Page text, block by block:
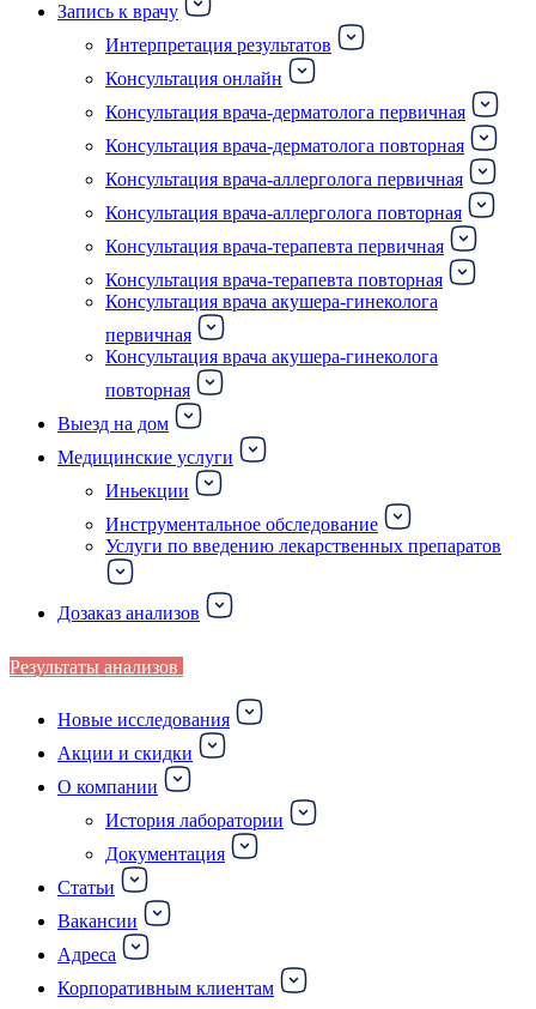
Запись к врачу
Интерпретация результатов
Консультация онлайн
Консультация врача-дерматолога первичная
Консультация врача-дерматолога повторная
Консультация врача-аллерголога первичная
Консультация врача-аллерголога повторная
Консультация врача-терапевта первичная
Консультация врача-терапевта повторная
Консультация врача акушера-гинеколога
первичная
Консультация врача акушера-гинеколога
повторная
Выезд на дом
Медицинские услуги
Иньекции
Инструментальное обследование
Услуги по введению лекарственных препаратов
Дозаказ анализов
Результаты анализов
Новые исследования
Акции и скидки
О компании
История лаборатории
Документация
Статьи
Вакансии
Адреса
Корпоративным клиентам